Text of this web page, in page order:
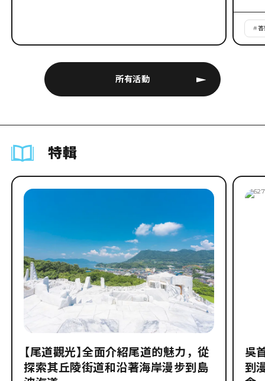
所有活動
#
特輯
【尾道觀光】全面介紹尾道的魅力，從
探索其丘陵街道和沿著海岸漫步到島
吳
到